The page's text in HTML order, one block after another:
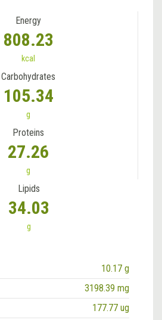
Energy
808.23
kcal
Carbohydrates
105.34
g
Proteins
27.26
g
Lipids
34.03
g
10.17 g
3198.39 mg
177.77 ug